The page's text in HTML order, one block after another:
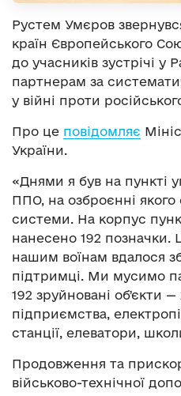
Рустем Умєров
країн Європейського
до учасників зустрічі у
партнерам за
у війні проти
Про це повідомляє
України.
«Днями я був на пункті
ППО, на озброєнні якого
системи. На корпус
нанесено 192 позначки.
нашим воїнам вдалося
підтримці. Ми мусимо
192 зруйновані обʼєкти
підприємства,
станції, елеватори,
Продовження та
військово-технічної